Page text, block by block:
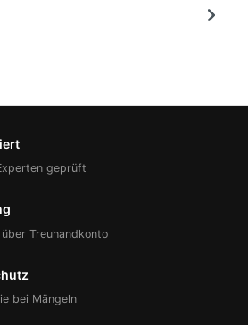
geprüft
Treuhandkonto
bei Mängeln